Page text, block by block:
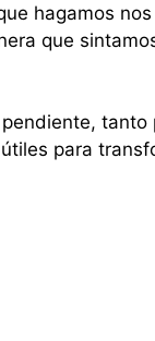
hagamos
que
tanto
para